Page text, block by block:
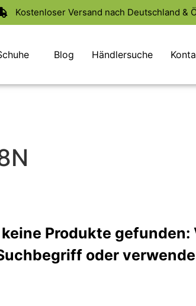
Kostenloser Versand nach Deutschland &
Blog Händlersuche
Produkte gefunden:
oder